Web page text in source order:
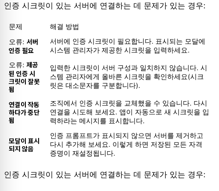
인증 시크릿이 있는 서버에 연결하는 데 문제가 있는 경우:
문제
해결 방법
오류:서버
인증 필요
서버에 인증 시크릿이 필요합니다. 표시되는 모달에
시스템 관리자가 제공한 시크릿을 입력하세요.
오류:제공
된 인증 시
크릿이 잘못
됨
입력한 시크릿이 서버 구성과 일치하지 않습니다. 시
스템 관리자에게 올바른 시크릿을 확인하세요(시크
릿은 대소문자를 구분합니다).
연결이 작동
하다가 중단
됨
조직에서 인증 시크릿을 교체했을 수 있습니다. 다시
연결을 시도해 보세요. 앱이 자동으로 새 시크릿을 입
력하라는 메시지를 표시합니다.
모달이 표시
되지 않음
인증 프롬프트가 표시되지 않으면 서버를 제거하고
다시 추가해 보세요. 이렇게 하면 저장된 모든 자격
증명이 재설정됩니다.
인증 시크릿이 있는 서버에 연결하는 데 문제가 있는 경우: